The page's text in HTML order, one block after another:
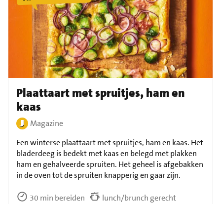
Plaattaart met spruitjes, ham en
kaas
Magazine
Een winterse plaattaart met spruitjes, ham en kaas. Het
bladerdeeg is bedekt met kaas en belegd met plakken
ham en gehalveerde spruiten. Het geheel is afgebakken
in de oven tot de spruiten knapperig en gaar zijn.
30 min bereiden
lunch/brunch gerecht